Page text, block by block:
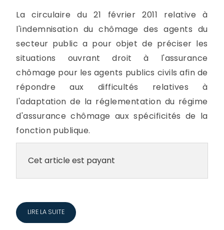
La circulaire du 21 février 2011 relative à
l'indemnisation du chômage des agents du
secteur public a pour objet de préciser les
situations ouvrant droit à l'assurance
chômage pour les agents publics civils afin de
répondre aux difficultés relatives à
l'adaptation de la réglementation du régime
d'assurance chômage aux spécificités de la
fonction publique.
Cet article est payant
LIRE LA SUITE